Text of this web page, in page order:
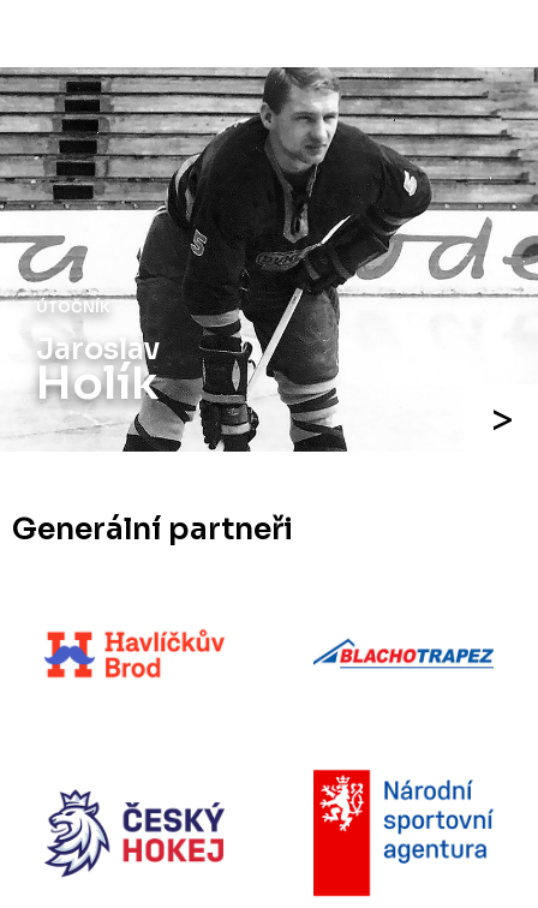
ÚTOČNÍK
Jaroslav
Holík
Generální partneři